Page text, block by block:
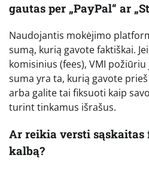
gautas per „PayPal“ ar
Naudojantis mokėjimo
sumą, kurią gavote faktiškai.
komisinius (fees), VMI
suma yra ta, kurią gavote
arba galite tai fiksuoti kaip
turint tinkamus išrašus.
Ar reikia versti
kalbą?